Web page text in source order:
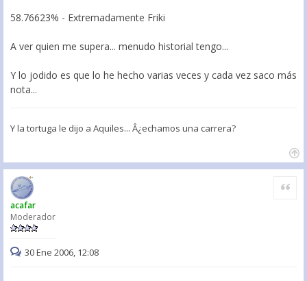
58.76623% - Extremadamente Friki
A ver quien me supera... menudo historial tengo...
Y lo jodido es que lo he hecho varias veces y cada vez saco más
nota...
Y la tortuga le dijo a Aquiles... Â¿echamos una carrera?
acafar
Moderador
Citar
30 Ene 2006, 12:08